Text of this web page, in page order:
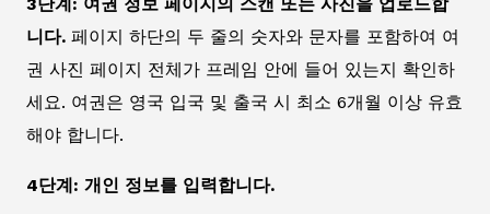
니다. 페이지 하단의 두 줄의 숫자와 문자를 포함하여 여
권 사진 페이지 전체가 프레임 안에 들어 있는지 확인하
세요. 여권은 영국 입국 및 출국 시 최소 6개월 이상 유효
해야 합니다.
4단계: 개인 정보를 입력합니다.